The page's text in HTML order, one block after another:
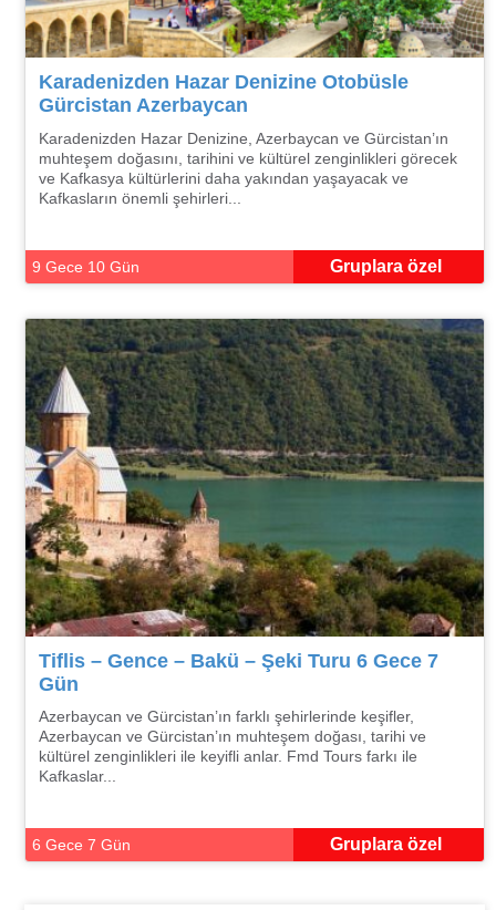
Karadenizden Hazar Denizine Otobüsle
Gürcistan Azerbaycan
Karadenizden Hazar Denizine, Azerbaycan ve Gürcistan’ın
muhteşem doğasını, tarihini ve kültürel zenginlikleri görecek
ve Kafkasya kültürlerini daha yakından yaşayacak ve
Kafkasların önemli şehirleri...
9 Gece 10 Gün Gruplara özel
Tiflis – Gence – Bakü – Şeki Turu 6 Gece 7
Gün
Azerbaycan ve Gürcistan’ın farklı şehirlerinde keşifler,
Azerbaycan ve Gürcistan’ın muhteşem doğası, tarihi ve
kültürel zenginlikleri ile keyifli anlar. Fmd Tours farkı ile
Kafkaslar...
6 Gece 7 Gün Gruplara özel